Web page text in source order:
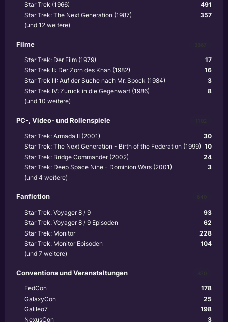
491
Star Trek (1966)
357
Star Trek: The Next Generation (1987)
(und 12 weitere)
Filme
17
Star Trek: Der Film (1979)
16
Star Trek II: Der Zorn des Khan (1982)
3
Star Trek III: Auf der Suche nach Mr. Spock (1984)
8
Star Trek IV: Zurück in die Gegenwart (1986)
(und 10 weitere)
PC-, Video- und Rollenspiele
30
Star Trek: Armada II (2001)
10
Star Trek: The Next Generation - Birth of the Federation (1999)
24
Star Trek: Bridge Commander (2002)
3
Star Trek: Deep Space Nine - Dominion Wars (2001)
(und 4 weitere)
Fanfiction
93
Star Trek: Voyager 8 / 9
62
Star Trek: Voyager 8 / 9 Episoden
228
Star Trek: Monitor
104
Star Trek: Monitor Episoden
(und 7 weitere)
Conventions und Veranstaltungen
178
FedCon
25
GalaxyCon
198
Galileo7
3
NexusCon